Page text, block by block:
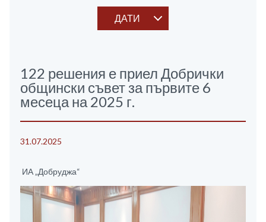
ДАТИ
122 решения е приел Добрички
общински съвет за първите 6
месеца на 2025 г.
31.07.2025
ИА „Добруджа“